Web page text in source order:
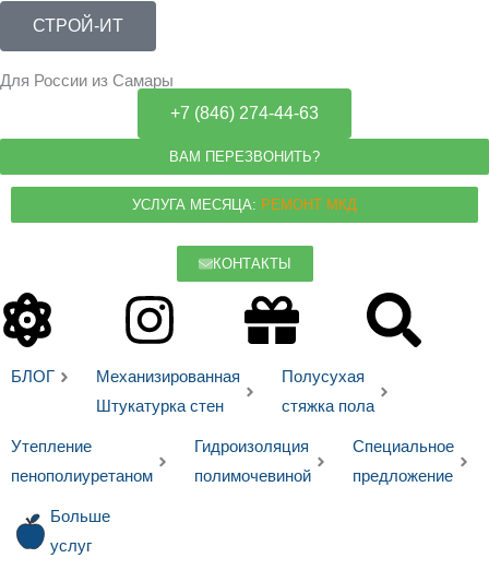
содержимому
СТРОЙ-ИТ
Для России из Самары
+7 (846) 274-44-63
ВАМ ПЕРЕЗВОНИТЬ?
УСЛУГА МЕСЯЦА: РЕМОНТ МКД
КОНТАКТЫ
БЛОГ
Механизированная
Штукатурка стен
Полусухая
стяжка пола
Утепление
пенополиуретаном
Гидроизоляция
полимочевиной
Специальное
предложение
Больше
услуг
AtomInstagram
Gift